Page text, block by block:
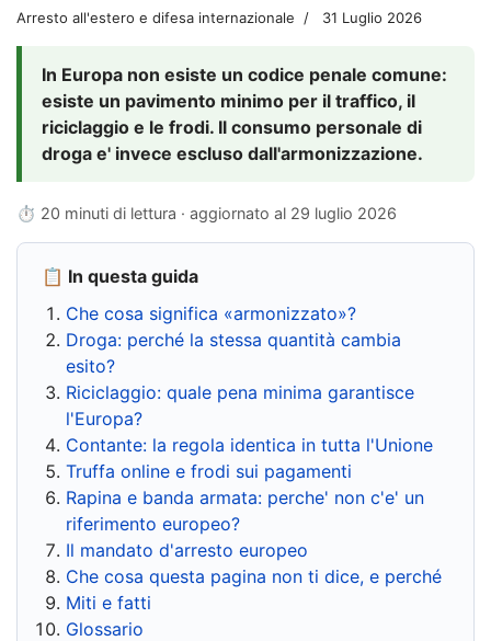
Arresto all'estero e difesa internazionale 31 Luglio 2026
In Europa non esiste un codice penale comune:
esiste un pavimento minimo per il traffico, il
riciclaggio e le frodi. Il consumo personale di
droga e' invece escluso dall'armonizzazione.
⏱ 20 minuti di lettura · aggiornato al 29 luglio 2026
📋 In questa guida
Che cosa significa «armonizzato»?
Droga: perché la stessa quantità cambia
esito?
Riciclaggio: quale pena minima garantisce
l'Europa?
Contante: la regola identica in tutta l'Unione
Truffa online e frodi sui pagamenti
Rapina e banda armata: perche' non c'e' un
riferimento europeo?
Il mandato d'arresto europeo
Che cosa questa pagina non ti dice, e perché
Miti e fatti
Glossario